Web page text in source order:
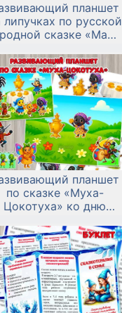
планшет
липучках по русской
сказке «Маша
планшет
по сказке «Муха-
Цокотуха» ко дню